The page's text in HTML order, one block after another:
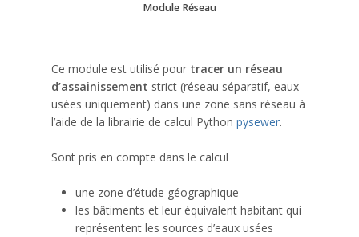
Module Réseau
Ce module est utilisé pour tracer un réseau
d’assainissement strict (réseau séparatif, eaux
usées uniquement) dans une zone sans réseau à
l’aide de la librairie de calcul Python pysewer.
Sont pris en compte dans le calcul
une zone d’étude géographique
les bâtiments et leur équivalent habitant qui
représentent les sources d’eaux usées